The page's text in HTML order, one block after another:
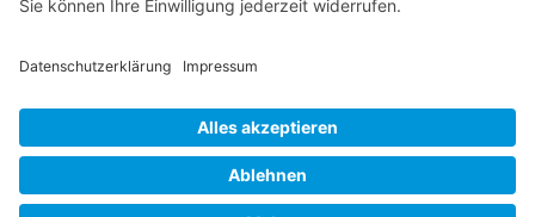
© 2026 Frank Hartung Ihr Mediator bei Konflikten in Familie,
263 Bewertungen auf ProvenExpert.com